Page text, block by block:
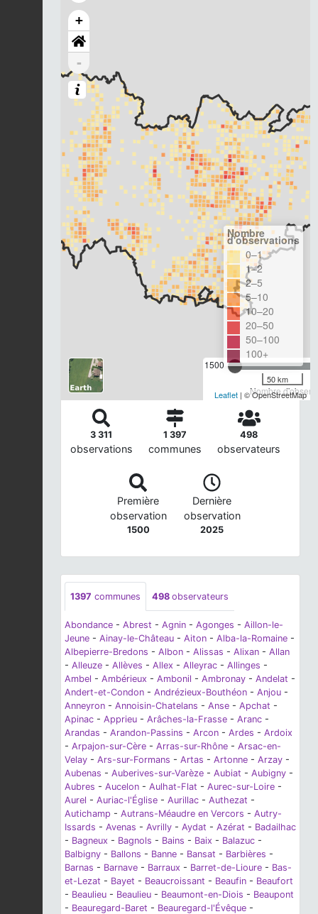
+
-
1500
Nombre
Nombre
d'observations
0–1
1–2
2–5
5–10
10–20
20–50
50–100
100+
50 km
Leaflet | © OpenStreetMap
3 311
observations
1 397
communes
498
observateurs
Première
observation
1500
Dernière
observation
2025
1397 communes 498 observateurs
Abondance - Abrest - Agnin - Agonges - Aillon-le-
Jeune - Ainay-le-Château - Aiton - Alba-la-Romaine -
Albepierre-Bredons - Albon - Alissas - Alixan - Allan
- Alleuze - Allèves - Allex - Alleyrac - Allinges -
Ambel - Ambérieux - Ambonil - Ambronay - Andelat -
Andert-et-Condon - Andrézieux-Bouthéon - Anjou -
Anneyron - Annoisin-Chatelans - Anse - Apchat -
Apinac - Apprieu - Arâches-la-Frasse - Aranc -
Arandas - Arandon-Passins - Arcon - Ardes - Ardoix
- Arpajon-sur-Cère - Arras-sur-Rhône - Arsac-en-
Velay - Ars-sur-Formans - Artas - Artonne - Arzay -
Aubenas - Auberives-sur-Varèze - Aubiat - Aubigny -
Aubres - Aucelon - Aulhat-Flat - Aurec-sur-Loire -
Aurel - Auriac-l'Église - Aurillac - Authezat -
Autichamp - Autrans-Méaudre en Vercors - Autry-
Issards - Avenas - Avrilly - Aydat - Azérat - Badailhac
- Bagneux - Bagnols - Bains - Baix - Balazuc -
Balbigny - Ballons - Banne - Bansat - Barbières -
Barnas - Barnave - Barraux - Barret-de-Lioure - Bas-
et-Lezat - Bayet - Beaucroissant - Beaufin - Beaufort
- Beaulieu - Beaulieu - Beaumont-en-Diois - Beaupont
- Beauregard-Baret - Beauregard-l'Évêque -